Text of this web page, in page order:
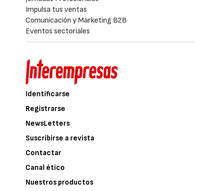
Impulsa tus ventas
Comunicación y Marketing B2B
Eventos sectoriales
Identificarse
Registrarse
NewsLetters
Suscribirse a revista
Contactar
Canal ético
Nuestros productos